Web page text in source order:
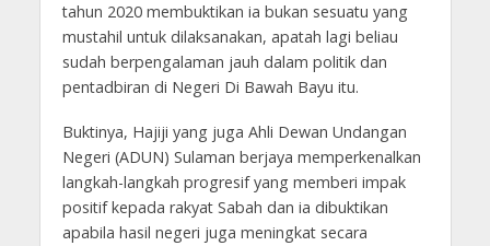
tahun 2020 membuktikan ia bukan sesuatu yang
mustahil untuk dilaksanakan, apatah lagi beliau
sudah berpengalaman jauh dalam politik dan
pentadbiran di Negeri Di Bawah Bayu itu.
Buktinya, Hajiji yang juga Ahli Dewan Undangan
Negeri (ADUN) Sulaman berjaya memperkenalkan
langkah-langkah progresif yang memberi impak
positif kepada rakyat Sabah dan ia dibuktikan
apabila hasil negeri juga meningkat secara